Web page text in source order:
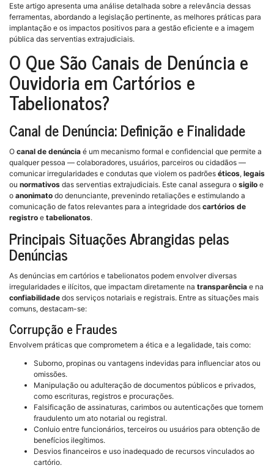
Este artigo apresenta uma análise detalhada sobre a relevância dessas
ferramentas, abordando a legislação pertinente, as melhores práticas para
implantação e os impactos positivos para a gestão eficiente e a imagem
pública das serventias extrajudiciais.
O Que São Canais de Denúncia e
Ouvidoria em Cartórios e
Tabelionatos?
Canal de Denúncia: Definição e Finalidade
O canal de denúncia é um mecanismo formal e confidencial que permite a
qualquer pessoa — colaboradores, usuários, parceiros ou cidadãos —
comunicar irregularidades e condutas que violem os padrões éticos, legais
ou normativos das serventias extrajudiciais. Este canal assegura o sigilo e
o anonimato do denunciante, prevenindo retaliações e estimulando a
comunicação de fatos relevantes para a integridade dos cartórios de
registro e tabelionatos.
Principais Situações Abrangidas pelas
Denúncias
As denúncias em cartórios e tabelionatos podem envolver diversas
irregularidades e ilícitos, que impactam diretamente na transparência e na
confiabilidade dos serviços notariais e registrais. Entre as situações mais
comuns, destacam-se:
Corrupção e Fraudes
Envolvem práticas que comprometem a ética e a legalidade, tais como:
Suborno, propinas ou vantagens indevidas para influenciar atos ou
omissões.
Manipulação ou adulteração de documentos públicos e privados,
como escrituras, registros e procurações.
Falsificação de assinaturas, carimbos ou autenticações que tornem
fraudulento um ato notarial ou registral.
Conluio entre funcionários, terceiros ou usuários para obtenção de
benefícios ilegítimos.
Desvios financeiros e uso inadequado de recursos vinculados ao
cartório.